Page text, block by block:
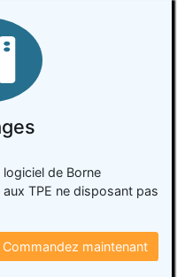
logiciel de Borne
TPE ne disposant pas
Commandez maintenant